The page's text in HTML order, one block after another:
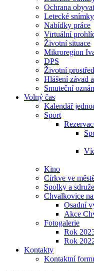
Ochrana
Letecké snímky
Nabídky práce
Virtuální
Životní situace
Mikroregion
DPS
Životní
Hlášení závad
Smuteční
Volný čas
Kalendář
Sport
Kino
Církve ve
Spolky a
Chvalkovice
Osadní
Akce
Fotogalerie
Rok
Rok
Kontakty
Kontaktní